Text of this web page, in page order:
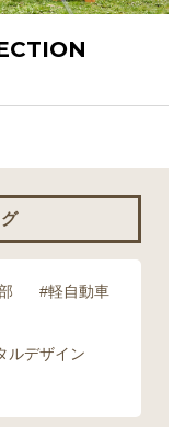
#軽自動車
ルデザイン